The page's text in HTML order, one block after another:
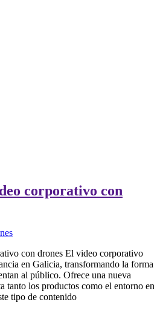
corporativo con
con drones El video corporativo
en Galicia, transformando la forma
al público. Ofrece una nueva
tanto los productos como el entorno en
tipo de contenido